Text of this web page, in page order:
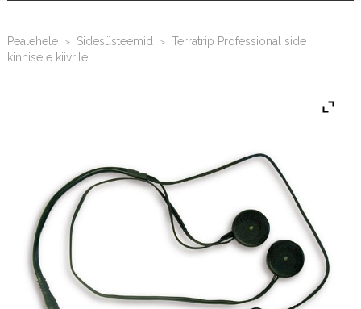
Pealehele > Sidesüsteemid >
Terratrip Professional side
kinnisele kiivrile